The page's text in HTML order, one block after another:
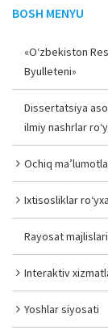
BOSH MENYU
«O‘zbekiston
Byulleteni»
Dissertatsiya
ilmiy nashrlar
Ochiq
Ixtisosliklar
Rayosat majlislari
Interaktiv
Yoshlar siyosati